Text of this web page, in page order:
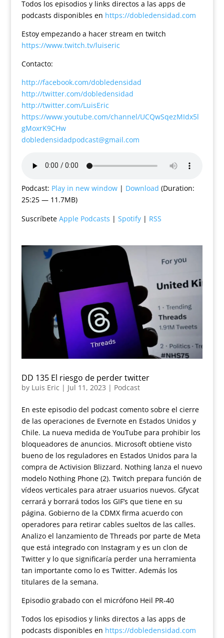
Todos los episodios y links directos a las apps de
podcasts disponibles en https://dobledensidad.com
Estoy empezando a hacer stream en twitch
https://www.twitch.tv/luiseric
Contacto:
http://facebook.com/dobledensidad
http://twitter.com/dobledensidad
http://twitter.com/LuisEric
https://www.youtube.com/channel/UCQwSqezMIdx5l
gMoxrK9CHw
dobledensidadpodcast@gmail.com
Podcast: Play in new window| Download (Duration:
25:25 — 11.7MB)
Suscríbete Apple Podcasts | Spotify| RSS
DD 135 El riesgo de perder twitter
by Luis Eric | Jul 11, 2023 | Podcast
En este episodio del podcast comento sobre el cierre
de las operaciones de Evernote en Estados Unidos y
Chile. La nueva medida de YouTube para prohibir los
bloqueadores de anuncios. Microsoft obtiene visto
bueno de los reguladores en Estados Unidos para la
compra de Activision Blizzard. Nothing lanza el nuevo
modelo Nothing Phone (2). Twitch prepara función de
vídeos verticales para atraer usuarios nuevos. Gfycat
cerrará y borrará todos los GIF’s que tiene en su
página. Gobierno de la CDMX firma acuerdo con
operadores para retirar cables sueltos de las calles.
Analizo el lanzamiento de Threads por parte de Meta
que está integrado con Instagram y es un clon de
Twitter y lo que significaría perder una herramienta
tan importante como lo es Twitter. Además los
titulares de la semana.
Episodio grabado con el micrófono Heil PR-40
Todos los episodios y links directos a las apps de
podcasts disponibles en https://dobledensidad.com